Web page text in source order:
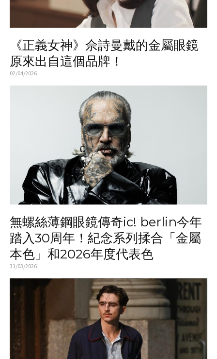
《正義女神》佘詩曼戴的金屬眼鏡
原來出自這個品牌！
02/04/2026
無螺絲薄鋼眼鏡傳奇ic! berlin今年
踏入30周年！紀念系列揉合「金屬
本色」和2026年度代表色
31/03/2026